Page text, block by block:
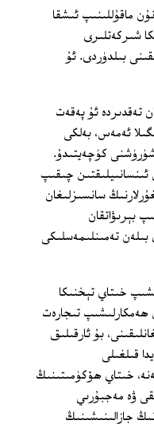
ماقۇللىنىپ ئىشقا
شىركەتلىرى
بىلدۈردى. ئۇ
تەقدىردە ئۇ پەقەت
ئەمەس، بەلكى
كۈچەيتىدۇ.
چىقىپ
سانسىزلىغان
بېرىۋاتقان
بىلەن تەمىنلىمەسلىكى
خىتاي تېخنىكا
ھەمكارلىشىپ تىجارەت
بۇ ئارقىلىق
قىلغىلى
خىتاي ھۆكۈمىتىنىڭ
ۋە مەجبۇرىي
جازالىنىشىنىڭ